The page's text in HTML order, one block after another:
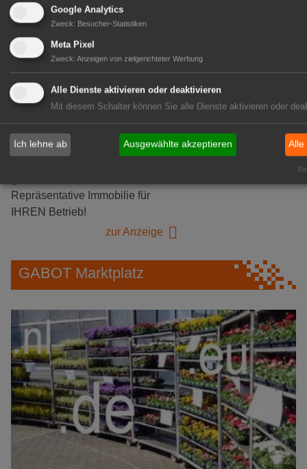
Gärtnerei Hanns
Mitarbeiter (m/w/d) für unsere
Logistikhalle
Herongen
zur Stellenanzeige
Repräsentative Immobilie für
IHREN Betrieb!
zur Anzeige
GABOT Marktplatz
Google Analytics
Zweck: Besucher-Statistiken
Meta Pixel
Zweck: Anzeigen von zielgerichteter Werbung
Alle Dienste aktivieren oder deaktivieren
Mit diesem Schalter können Sie alle Dienste aktivieren oder
Ich lehne ab Ausgewählte akzeptieren Alle